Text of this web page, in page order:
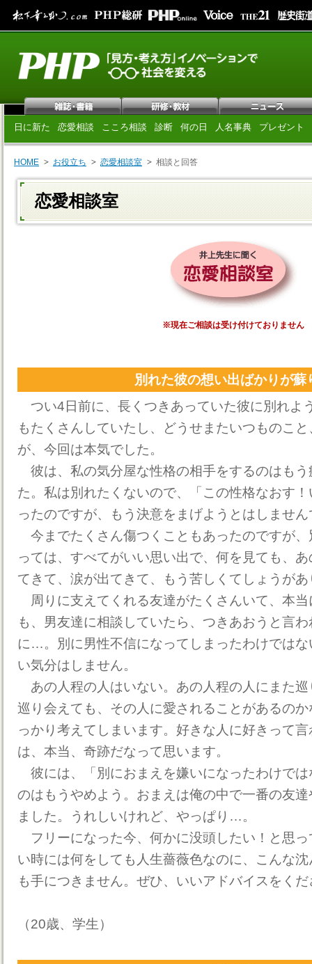
日に新た 恋愛相談 こころ相談 診断 何の日 人名事典 プレゼント
HOME お役立ち 恋愛相談室 相談と回答
恋愛相談室
※現在ご相談は受け付けておりません
別れた彼の想い出ばかりが
つい4日前に、長くつきあっていた彼に別れよ
もたくさんしていたし、どうせまたいつものこ
が、今回は本気でした。
彼は、私の気分屋な性格の相手をするのはも
た。私は別れたくないので、「この性格なおす
ったのですが、もう決意をまげようとはしませ
今までたくさん傷つくこともあったのですが
っては、すべてがいい思い出で、何を見ても、
てきて、涙が出てきて、もう苦しくてしょうが
周りに支えてくれる友達がたくさんいて、本
も、男友達に相談していたら、つきあおうと言
に…。別に男性不信になってしまったわけでは
い気分はしません。
あの人程の人はいない。あの人程の人にまた
巡り会えても、その人に愛されることがあるの
っかり考えてしまいます。好きな人に好きって
は、本当、奇跡だなって思います。
彼には、「別におまえを嫌いになったわけで
のはもうやめよう。おまえは俺の中で一番の友
ました。うれしいけれど、やっぱり…。
フリーになった今、何かに没頭したい！と思
い時には何をしても人生薔薇色なのに、こんな
も手につきません。ぜひ、いいアドバイスをくだ
（20歳、学生）